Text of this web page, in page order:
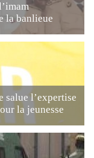
la banlieue
salue l’expertise
la jeunesse